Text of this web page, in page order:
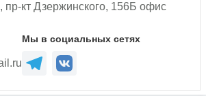
пр-кт Дзержинского, 156Б офис
Мы в социальных сетях